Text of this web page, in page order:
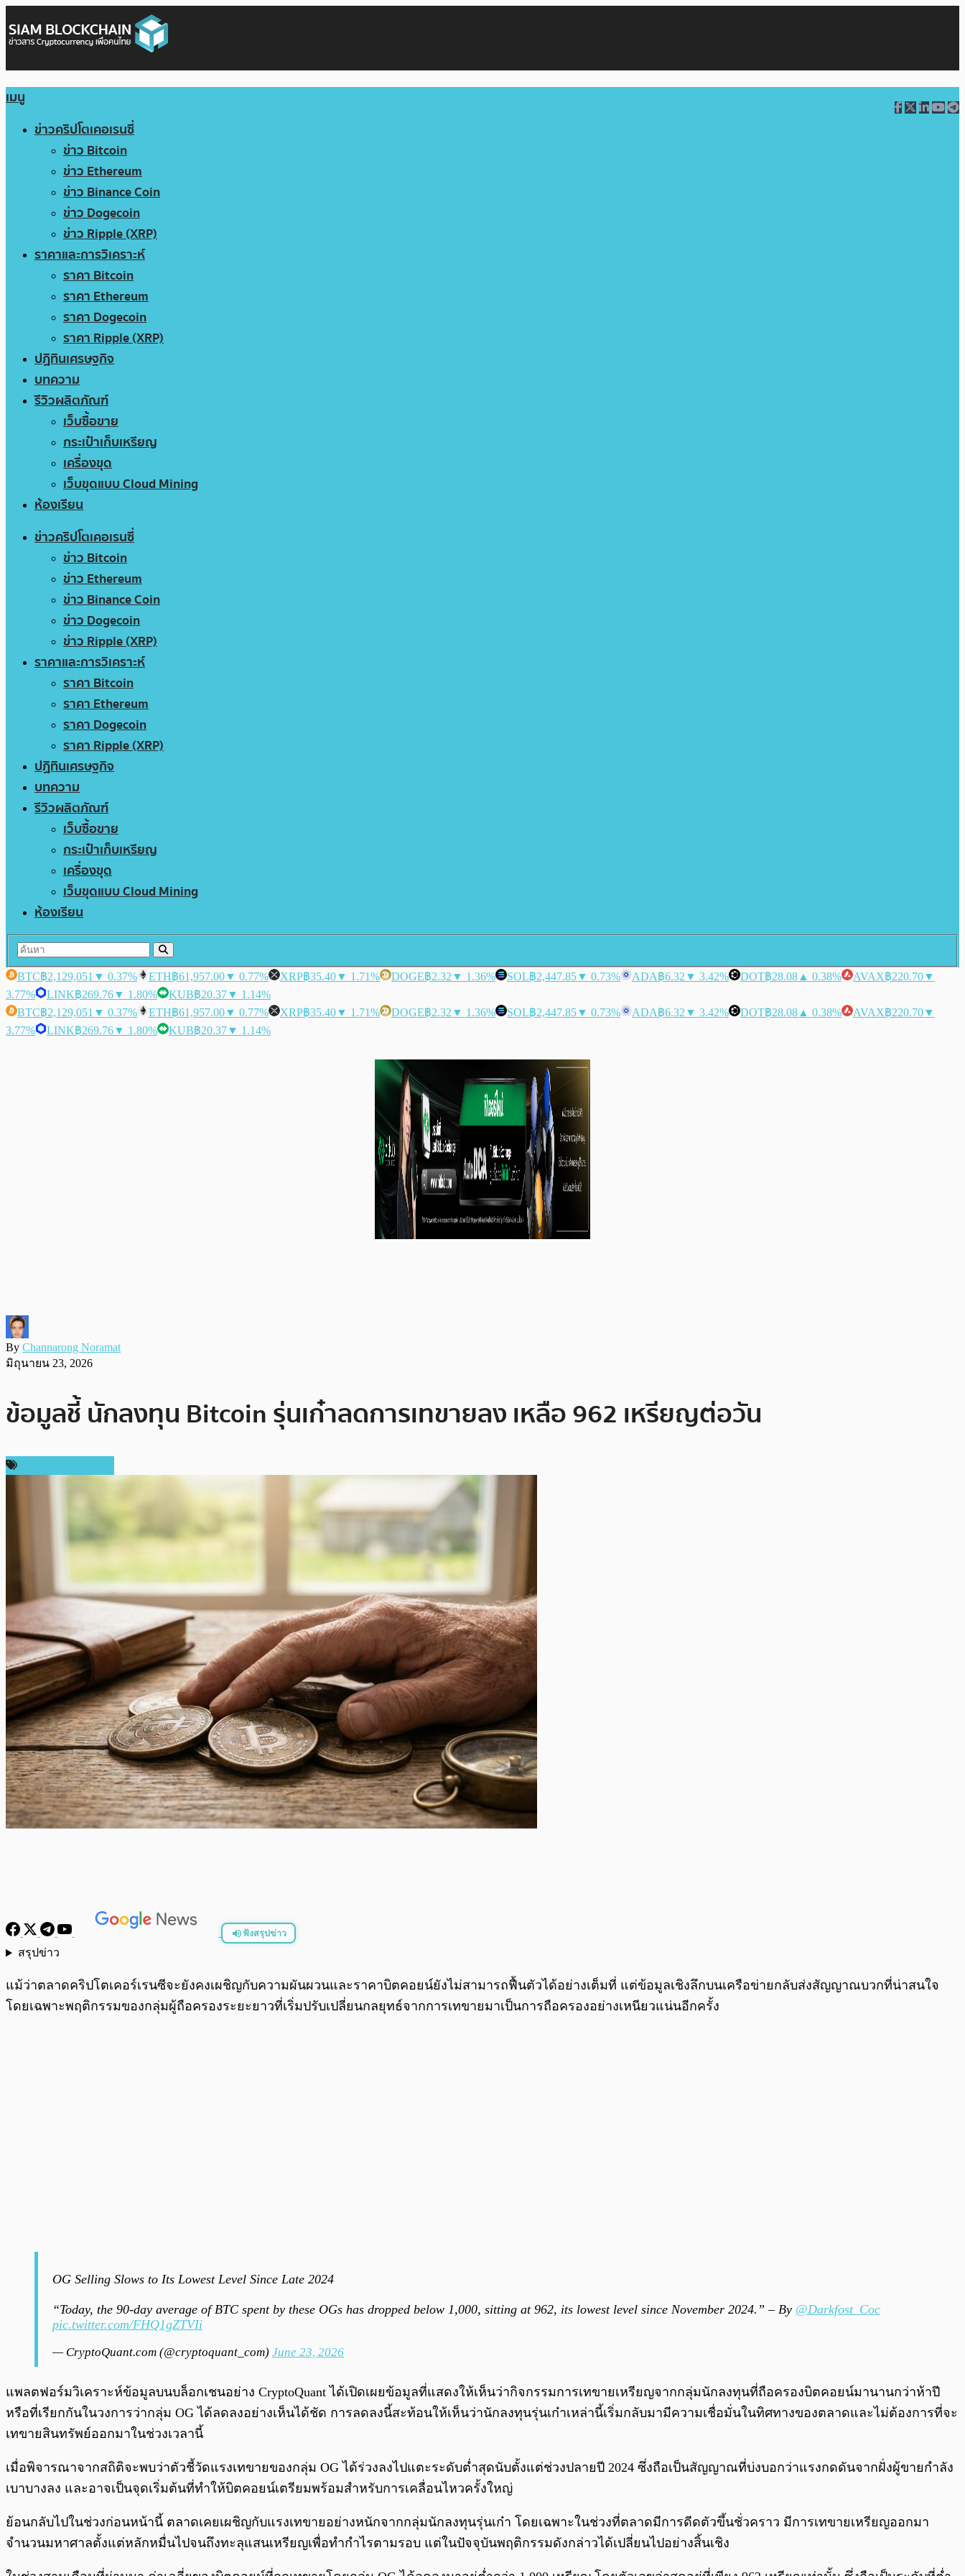
เมนู
ข่าวคริปโตเคอเรนซี่
ข่าว Bitcoin
ข่าว Ethereum
ข่าว Binance Coin
ข่าว Dogecoin
ข่าว Ripple (XRP)
ราคาและการวิเคราะห์
ราคา Bitcoin
ราคา Ethereum
ราคา Dogecoin
ราคา Ripple (XRP)
ปฏิทินเศรษฐกิจ
บทความ
รีวิวผลิตภัณฑ์
เว็บซื้อขาย
กระเป๋าเก็บเหรียญ
เครื่องขุด
เว็บขุดแบบ Cloud Mining
ห้องเรียน
ข่าวคริปโตเคอเรนซี่
ข่าว Bitcoin
ข่าว Ethereum
ข่าว Binance Coin
ข่าว Dogecoin
ข่าว Ripple (XRP)
ราคาและการวิเคราะห์
ราคา Bitcoin
ราคา Ethereum
ราคา Dogecoin
ราคา Ripple (XRP)
ปฏิทินเศรษฐกิจ
บทความ
รีวิวผลิตภัณฑ์
เว็บซื้อขาย
กระเป๋าเก็บเหรียญ
เครื่องขุด
เว็บขุดแบบ Cloud Mining
ห้องเรียน
BTC฿2,129,051 ▼ 0.37% ETH฿61,957.00▼ 0.77% XRP฿35.40▼ 1.71% DOGE฿2.32 ▼ 1.36% SOL฿2,447.85▼ 0.73% ADA฿6.32 ▼ 3.42% DOT฿28.08 ▲ 0.38% AVAX฿220.70▼
3.77%
LINK฿269.76▼ 1.80% KUB฿20.37▼ 1.14%
BTC฿2,129,051 ▼ 0.37% ETH฿61,957.00▼ 0.77% XRP฿35.40▼ 1.71% DOGE฿2.32 ▼ 1.36% SOL฿2,447.85▼ 0.73% ADA฿6.32 ▼ 3.42% DOT฿28.08 ▲ 0.38% AVAX฿220.70▼
3.77%
LINK฿269.76▼ 1.80% KUB฿20.37▼ 1.14%
By Channarong Noramat
มิถุนายน 23, 2026
ข้อมูลชี้ นักลงทุน Bitcoin รุ่นเก๋าลดการเทขายลง เหลือ 962 เหรียญต่อวัน
ฟังสรุปข่าว
สรุปข่าว
แม้ว่าตลาดคริปโตเคอร์เรนซีจะยังคงเผชิญกับความผันผวนและราคาบิตคอยน์ยังไม่สามารถฟื้นตัวได้อย่างเต็มที่ แต่ข้อมูลเชิงลึกบนเครือข่ายกลับส่งสัญญาณบวกที่น่าสนใจ
โดยเฉพาะพฤติกรรมของกลุ่มผู้ถือครองระยะยาวที่เริ่มปรับเปลี่ยนกลยุทธ์จากการเทขายมาเป็นการถือครองอย่างเหนียวแน่นอีกครั้ง
OG Selling Slows to Its Lowest Level Since Late 2024
“Today, the 90-day average of BTC spent by these OGs has dropped below 1,000, sitting at 962, its lowest level since November 2024.” – By @Darkfost_Coc
pic.twitter.com/FHQ1gZTVIi
— CryptoQuant.com (@cryptoquant_com) June 23, 2026
แพลตฟอร์มวิเคราะห์ข้อมูลบนบล็อกเชนอย่าง CryptoQuant ได้เปิดเผยข้อมูลที่แสดงให้เห็นว่ากิจกรรมการเทขายเหรียญจากกลุ่มนักลงทุนที่ถือครองบิตคอยน์มานานกว่าห้าปี
หรือที่เรียกกันในวงการว่ากลุ่ม OG ได้ลดลงอย่างเห็นได้ชัด การลดลงนี้สะท้อนให้เห็นว่านักลงทุนรุ่นเก๋าเหล่านี้เริ่มกลับมามีความเชื่อมั่นในทิศทางของตลาดและไม่ต้องการที่จะ
เทขายสินทรัพย์ออกมาในช่วงเวลานี้
เมื่อพิจารณาจากสถิติจะพบว่าตัวชี้วัดแรงเทขายของกลุ่ม OG ได้ร่วงลงไปแตะระดับต่ำสุดนับตั้งแต่ช่วงปลายปี 2024 ซึ่งถือเป็นสัญญาณที่บ่งบอกว่าแรงกดดันจากฝั่งผู้ขายกำลัง
เบาบางลง และอาจเป็นจุดเริ่มต้นที่ทำให้บิตคอยน์เตรียมพร้อมสำหรับการเคลื่อนไหวครั้งใหญ่
ย้อนกลับไปในช่วงก่อนหน้านี้ ตลาดเคยเผชิญกับแรงเทขายอย่างหนักจากกลุ่มนักลงทุนรุ่นเก๋า โดยเฉพาะในช่วงที่ตลาดมีการดีดตัวขึ้นชั่วคราว มีการเทขายเหรียญออกมา
จำนวนมหาศาลตั้งแต่หลักหมื่นไปจนถึงทะลุแสนเหรียญเพื่อทำกำไรตามรอบ แต่ในปัจจุบันพฤติกรรมดังกล่าวได้เปลี่ยนไปอย่างสิ้นเชิง